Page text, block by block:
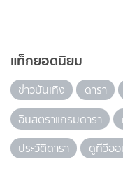
แท็กยอดนิยม
ข่าวบันเทิง ดารา
อินสตราแกรมดารา
ประวัติดารา
ดูทีวีออ